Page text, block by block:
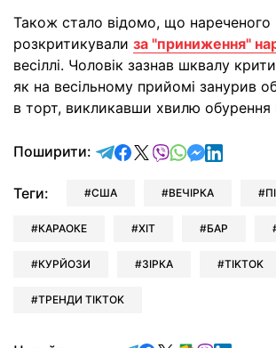
Також стало відомо, що нареченого
розкритикували за "приниження"
весіллі. Чоловік зазнав шквалу
як на весільному прийомі занурив
в торт, викликавши хвилю
Поширити: відправити у Telegram
поділитись у
поділитись у X
відправити у
відправити
Теги: США ВЕЧІРКА
КАРАОКЕ ХІТ БАР
КУРЙОЗИ ЗІРКА TIKTOK
ТРЕНДИ TIKTOK